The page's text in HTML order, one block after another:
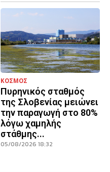
ΚΟΣΜΟΣ
Πυρηνικός σταθμός
της Σλοβενίας μειώνει
την παραγωγή στο 80%
λόγω χαμηλής
στάθμης...
05/08/2026 18:32